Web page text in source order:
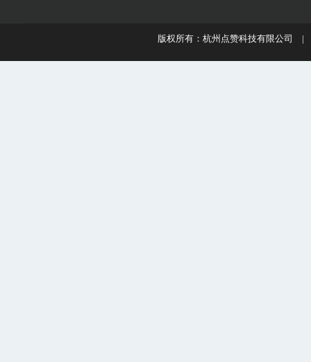
版权所有：杭州点赞科技有限公司